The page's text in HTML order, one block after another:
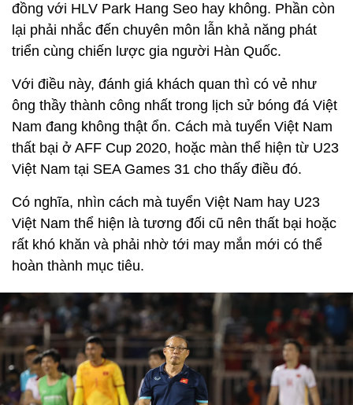
đồng với HLV Park Hang Seo hay không. Phần còn
lại phải nhắc đến chuyên môn lẫn khả năng phát
triển cùng chiến lược gia người Hàn Quốc.
Với điều này, đánh giá khách quan thì có vẻ như
ông thầy thành công nhất trong lịch sử bóng đá Việt
Nam đang không thật ổn. Cách mà tuyển Việt Nam
thất bại ở AFF Cup 2020, hoặc màn thể hiện từ U23
Việt Nam tại SEA Games 31 cho thấy điều đó.
Có nghĩa, nhìn cách mà tuyển Việt Nam hay U23
Việt Nam thể hiện là tương đối cũ nên thất bại hoặc
rất khó khăn và phải nhờ tới may mắn mới có thể
hoàn thành mục tiêu.